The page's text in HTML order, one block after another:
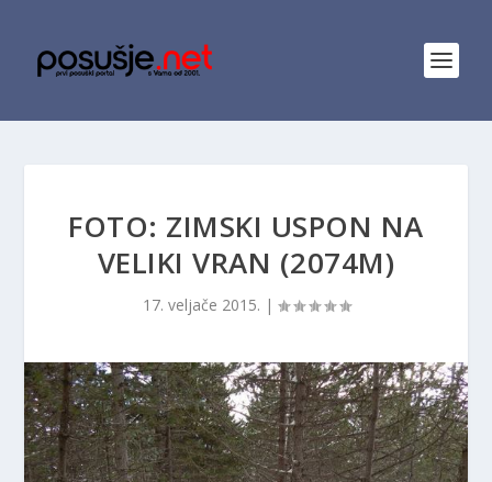
FOTO: ZIMSKI USPON NA
VELIKI VRAN (2074M)
17. veljače 2015. |